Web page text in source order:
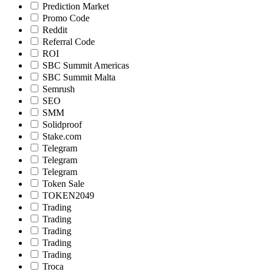
Prediction Market
Promo Code
Reddit
Referral Code
ROI
SBC Summit Americas
SBC Summit Malta
Semrush
SEO
SMM
Solidproof
Stake.com
Telegram
Telegram
Telegram
Token Sale
TOKEN2049
Trading
Trading
Trading
Trading
Trading
Troca